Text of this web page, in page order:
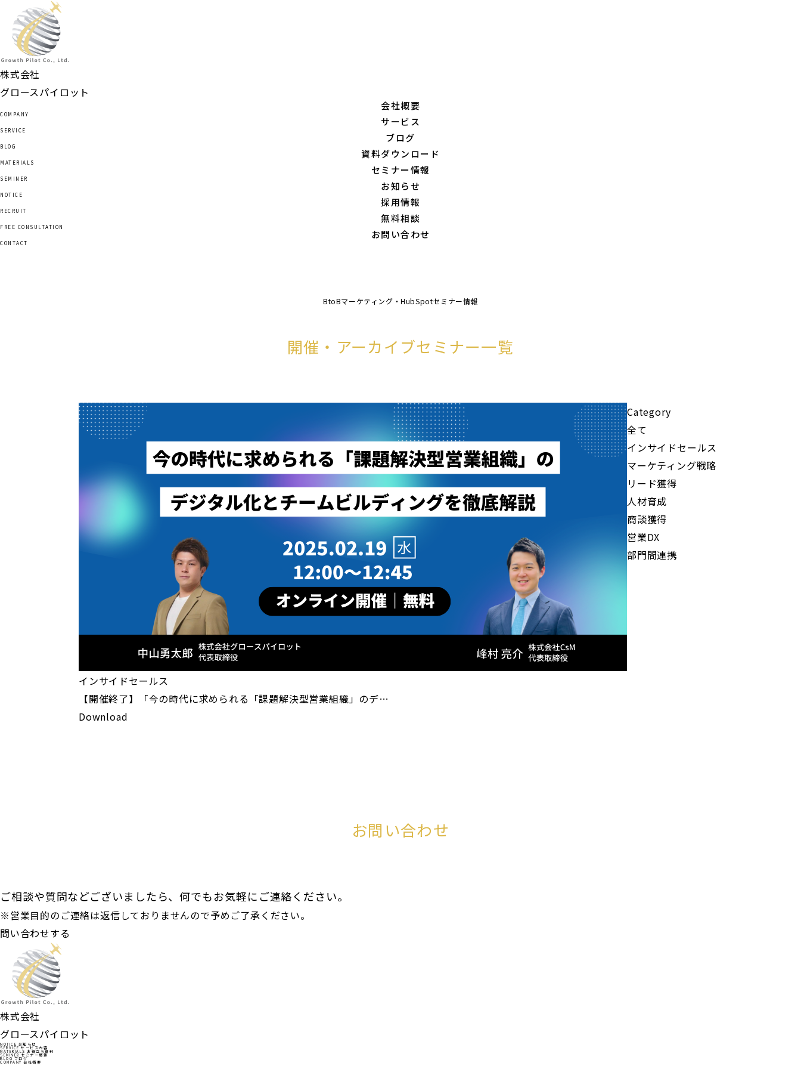
TOP
会社概要
サービス
ブログ
資料ダウンロード
お知らせ
採用情報
無料相談
お問い合わせ
株式会社
グロースパイロット
会社概要
COMPANY
サービス
SERVICE
ブログ
BLOG
資料ダウンロード
MATERIALS
セミナー情報
SEMINER
お知らせ
NOTICE
採用情報
RECRUIT
無料相談
FREE CONSULTATION
お問い合わせ
CONTACT
BtoBマーケティング・HubSpotセミナー情報
開催・アーカイブセミナー一覧
インサイドセールス
【開催終了】「今の時代に求められる「課題解決型営業組織」のデ…
Download
Category
全て
インサイドセールス
マーケティング戦略
リード獲得
人材育成
商談獲得
営業DX
部門間連携
お問い合わせ
ご相談や質問などございましたら、何でもお気軽にご連絡ください。
※営業目的の​ご連絡は返信しておりませんので予めご了承ください。
問い合わせする
株式会社
グロースパイロット
NOTICE お知らせ
SERVICE サービス内容
MATERIALS お役立ち資料
SEMINER セミナー情報
BLOG ブログ
COMPANY 会社概要